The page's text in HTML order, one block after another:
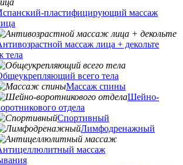
пластифицирующий массаж
массаж лица + декольте
тела
всего тела
Массаж спины
Шейно-
отдела
Спортивный
Лимфодренажный
массаж